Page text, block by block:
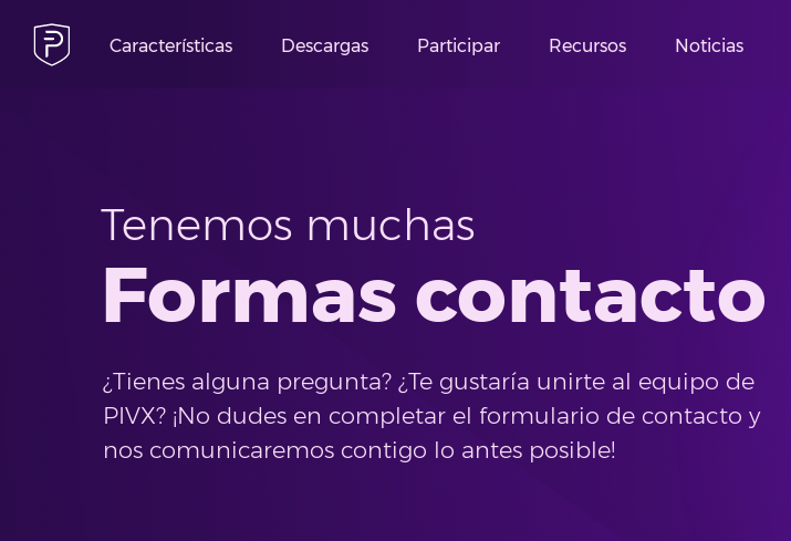
Características Descargas Participar Recursos Noticias
Tenemos muchas
Formas contacto
¿Tienes alguna pregunta? ¿Te gustaría unirte al equipo de
PIVX? ¡No dudes en completar el formulario de contacto y
nos comunicaremos contigo lo antes posible!